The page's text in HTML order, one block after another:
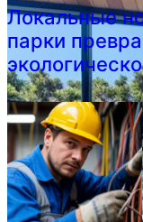
Локальные
парки